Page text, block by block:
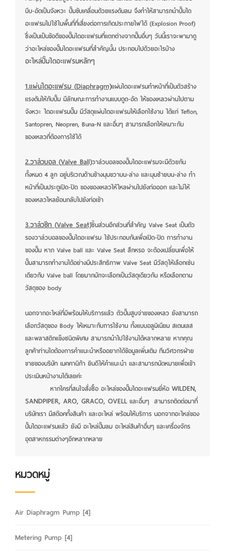
บีบ-อัดเป็นจังหวะ ปั๊มขับเคลื่อนด้วยแรงดันลม จึงทำให้สามารถนำปั๊มได
อะแฟรมไปใช้ในพื้นที่ที่เสี่ยงต่อการเกิดประกายไฟได้ (Explosion Proof)
ซึ่งเป็นเป็นข้อดีของปั๊มไดอะแฟรมที่แตกต่างจากปั๊มอื่นๆ วันนี้เราจะพามาดู
ว่าอะไหล่ของปั๊มไดอะแฟรมที่สำคัญนั้น ประกอบไปด้วยอะไรบ้าง
อะไหล่ปั๊มไดอะแฟรมหลักๆ
1.แผ่นไดอะแฟรม (Diaphragm)แผ่นไดอะแฟรมทำหน้าที่เป็นตัวสร้าง
แรงดันให้กับปั๊ม มีลักษณะการทำงานแบบดูด-อัด ให้ของเหลวผ่านไปตาม
จังหวะ ไดอะแฟรมปั๊ม มีวัสดุแผ่นไดอะแฟรมให้เลือกใช้งาน ได้แก่ Teflon,
Santopren, Neopren, Buna-N และอื่นๆ สามารถเลือกให้เหมาะกับ
ของเหลวที่ต้องการใช้ได้
2.วาล์วบอล (Valve Ball)วาล์วบอลของปั๊มไดอะแฟรมจะมีด้วยกัน
ทั้งหมด 4 ลูก อยู่บริเวณด้านข้างมุมขวาบน-ล่าง และมุมซ้ายบน-ล่าง ทำ
หน้าที่เป็นประตูเปิด-ปิด ของของเหลวให้ไหลผ่านไปยังท่อออก และไม่ให้
ของเหลวไหลย้อนกลับไปยังท่อเข้า
3.วาล์วซีท (Valve Seat)ชิ้นส่วนอีกส่วนที่สำคัญ Valve Seat เป็นตัว
รองวาล์วบอลของปั๊มไดอะแฟรม ใช้ประกอบกันเพื่อเปิด-ปิด การทำงาน
ของปั๊ม หาก Valve ball และ Valve Seat สึกหรอ จะต้องเปลี่ยนเพื่อให้
ปั๊มสามารถทำงานได้อย่างมีประสิทธิภาพ Valve Seat มีวัสดุให้เลือกเช่น
เดียวกับ Valve ball โดยมากมักจะเลือกเป็นวัสดุเดียวกัน หรือเลือกตาม
วัสดุของ body
นอกจากอะไหล่ที่มีพร้อมให้บริการแล้ว ตัวปั๊มสูบจ่ายของเหลว ยังสามารถ
เลือกวัสดุของ Body ให้เหมาะกับการใช้งาน ทั้งแบบอลูมิเนียม สเตนเลส
และพลาสติกแข็งชนิดพิเศษ สามารถนำไปใช้งานได้หลากหลาย หากคุณ
ลูกค้าท่านใดต้องการคำแนะนำหรืออยากได้ข้อมูลเพิ่มเติม ทีมวิศวกรฝ่าย
ขายของบริษัท เมคคานิก้า ยินดีให้คำแนะนำ และสามารถนัดหมายเพื่อเข้า
ประเมินหน้างานได้เลยค่ะ
หากใครที่สนใจสั่งซื้อ อะไหล่ของปั๊มไดอะแฟรมยี่ห้อ WILDEN,
SANDPIPER, ARO, GRACO, OVELL และอื่นๆ สามารถติดต่อมาที่
บริษัทเรา มีสต๊อคทั้งสินค้า และอะไหล่ พร้อมให้บริการ นอกจากอะไหล่ของ
ปั๊มไดอะแฟรมแล้ว ยังมี อะไหล่ปั๊มลม อะไหล่สินค้าอื่นๆ และเครื่องจักร
อุตสาหกรรมต่างๆอีกหลากหลาย
หมวดหมู่
Air Diaphragm Pump [4]
Metering Pump [4]